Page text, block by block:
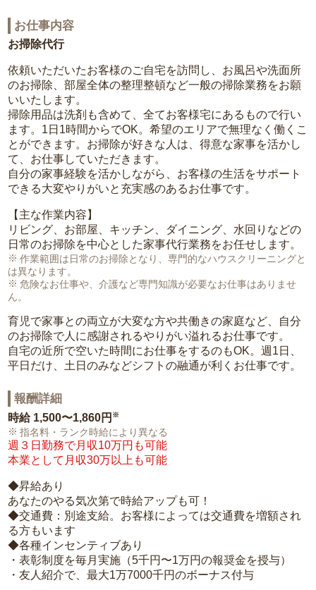
お仕事内容
お掃除代行
依頼いただいたお客様のご自宅を訪問し、お風呂や洗面所
のお掃除、部屋全体の整理整頓など一般の掃除業務をお願
いいたします。
掃除用品は洗剤も含めて、全てお客様宅にあるもので行い
ます。1日1時間からでOK。希望のエリアで無理なく働くこ
とができます。お掃除が好きな人は、得意な家事を活かし
て、お仕事していただきます。
自分の家事経験を活かしながら、お客様の生活をサポート
できる大変やりがいと充実感のあるお仕事です。
【主な作業内容】
リビング、お部屋、キッチン、ダイニング、水回りなどの
日常のお掃除を中心とした家事代行業務をお任せします。
作業範囲は日常のお掃除となり、専門的なハウスクリーニングと
は異なります。
危険なお仕事や、介護など専門知識が必要なお仕事はありませ
ん。
育児で家事との両立が大変な方や共働きの家庭など、自分
のお掃除で人に感謝されるやりがい溢れるお仕事です。
自宅の近所で空いた時間にお仕事をするのもOK。週1日、
平日だけ、土日のみなどシフトの融通が利くお仕事です。
報酬詳細
時給 1,500〜1,860円 ※
指名料・ランク時給により異なる
週３日勤務で月収10万円も可能
本業として月収30万以上も可能
◆昇給あり
あなたのやる気次第で時給アップも可！
◆交通費：別途支給。お客様によっては交通費を増額され
る方もいます
◆各種インセンティブあり
・表彰制度を毎月実施（5千円〜1万円の報奨金を授与）
・友人紹介で、最大1万7000千円のボーナス付与